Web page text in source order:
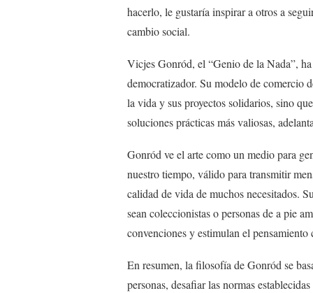
hacerlo, le gustaría inspirar a otros a
cambio social.
Vicjes Gonród, el “Genio de la Nada”,
democratizador. Su modelo de comercio
la vida y sus proyectos solidarios, sino
soluciones prácticas más valiosas,
Gonród ve el arte como un medio para
nuestro tiempo, válido para transmitir
calidad de vida de muchos necesitados.
sean coleccionistas o personas de a pie
convenciones y estimulan el pensamiento
En resumen, la filosofía de Gonród se
personas, desafiar las normas